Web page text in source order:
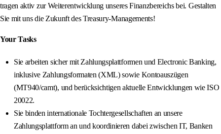
tragen aktiv zur Weiterentwicklung unseres Finanzbereichs bei. Gestalten
Sie mit uns die Zukunft des Treasury-Managements!
Your Tasks
Sie arbeiten sicher mit Zahlungsplattformen und Electronic Banking,
inklusive Zahlungsformaten (XML) sowie Kontoauszügen
(MT940/camt), und berücksichtigen aktuelle Entwicklungen wie ISO
20022.
Sie binden internationale Tochtergesellschaften an unsere
Zahlungsplattform an und koordinieren dabei zwischen IT, Banken